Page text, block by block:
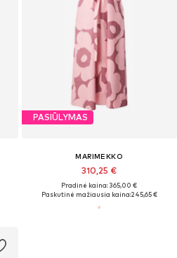
PASIŪLYMAS
MARIMEKKO
310,25 €
Pradinė kaina: 365,00 €
Paskutinė mažiausia kaina:245,65 €